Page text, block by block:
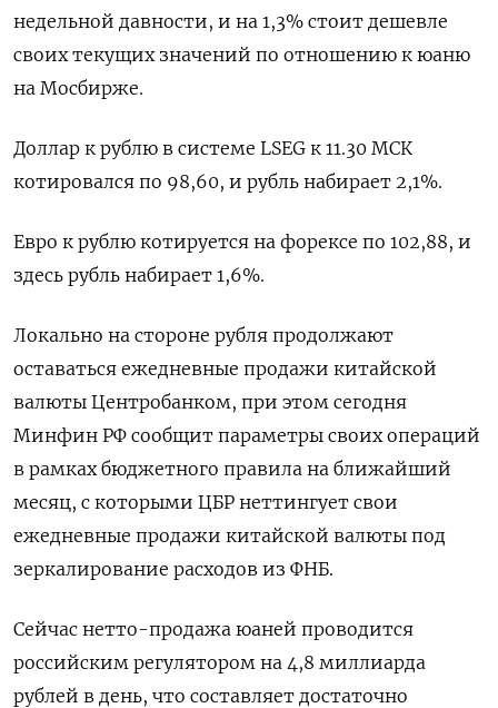
недельной давности, и на 1,3% стоит дешевле
своих текущих значений по отношению к юаню
на Мосбирже.
Доллар к рублю в системе LSEG к 11.30 МСК
котировался по 98,60, и рубль набирает 2,1%.
Евро к рублю котируется на форексе по 102,88, и
здесь рубль набирает 1,6%.
Локально на стороне рубля продолжают
оставаться ежедневные продажи китайской
валюты Центробанком, при этом сегодня
Минфин РФ сообщит параметры своих операций
в рамках бюджетного правила на ближайший
месяц, с которыми ЦБР неттингует свои
ежедневные продажи китайской валюты под
зеркалирование расходов из ФНБ.
Сейчас нетто-продажа юаней проводится
российским регулятором на 4,8 миллиарда
рублей в день, что составляет достаточно